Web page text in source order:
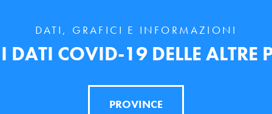
DATI, GRAFICI E INFORMAZIONI
DATI COVID-19 DELLE ALTRE
PROVINCE